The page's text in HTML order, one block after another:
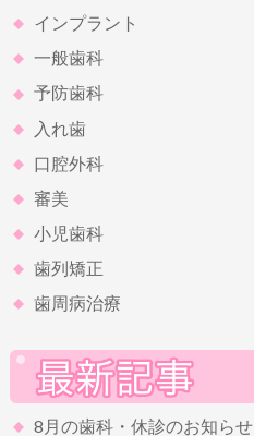
インプラント
一般歯科
予防歯科
入れ歯
口腔外科
審美
小児歯科
歯列矯正
歯周病治療
8月の歯科・休診のお知らせ